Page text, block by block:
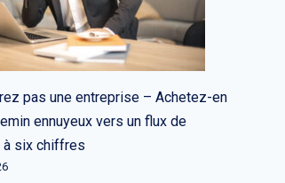
pas une entreprise – Achetez-en
ennuyeux vers un flux de
six chiffres